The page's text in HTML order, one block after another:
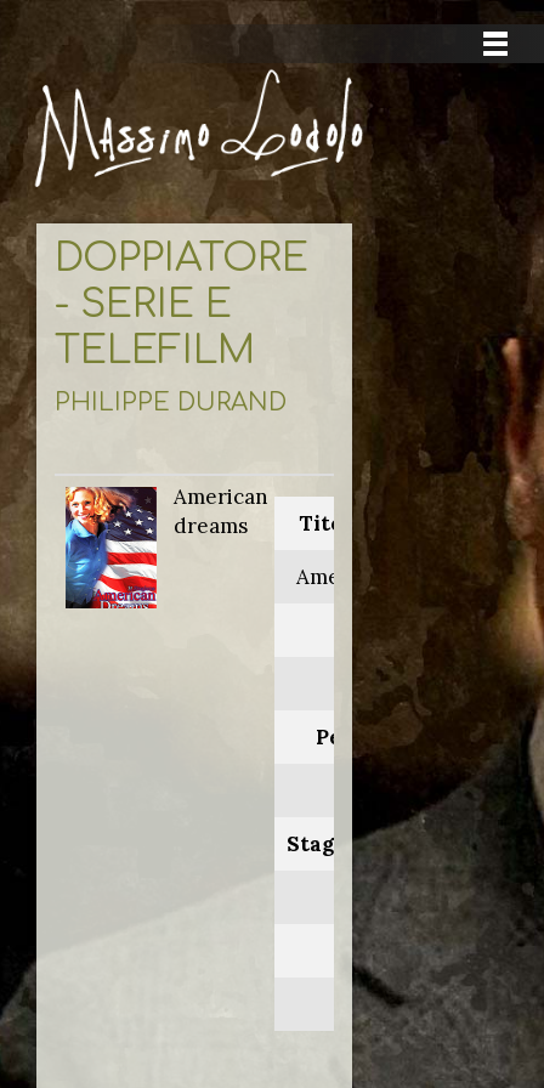
DOPPIATORE
- SERIE E
TELEFILM
PHILIPPE DURAND
American
dreams
Titolo originale:
American dreams
Anno:
2004
Personaggio:
Stagione.Episodio:
3.8
Regia di:
Jim Chory